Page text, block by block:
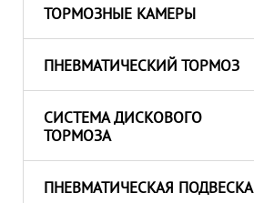
ТОРМОЗНЫЕ КАМЕРЫ
ПНЕВМАТИЧЕСКИЙ ТОРМОЗ
СИСТЕМА ДИСКОВОГО
ТОРМОЗА
ПНЕВМАТИЧЕСКАЯ ПОДВЕСКА